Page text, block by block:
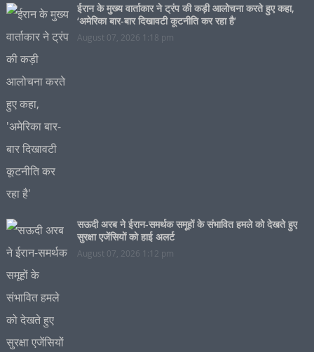
ईरान के मुख्य वार्ताकार ने ट्रंप की कड़ी आलोचना करते हुए कहा,
‘अमेरिका बार-बार दिखावटी कूटनीति कर रहा है’
August 07, 2026 1:18 pm
सऊदी अरब ने ईरान-समर्थक समूहों के संभावित हमले को देखते हुए
सुरक्षा एजेंसियों को हाई अलर्ट
August 07, 2026 1:12 pm